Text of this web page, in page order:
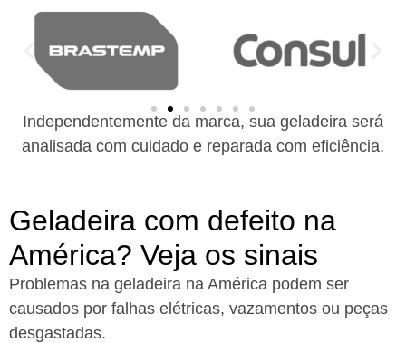
Independentemente da marca, sua geladeira será
analisada com cuidado e reparada com eficiência.
Geladeira com defeito na
América? Veja os sinais
Problemas na geladeira na América podem ser
causados por falhas elétricas, vazamentos ou peças
desgastadas.